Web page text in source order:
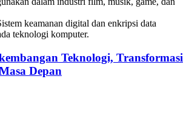
keamanan digital dan enkripsi data
teknologi komputer.
Teknologi, Transformasi
Depan